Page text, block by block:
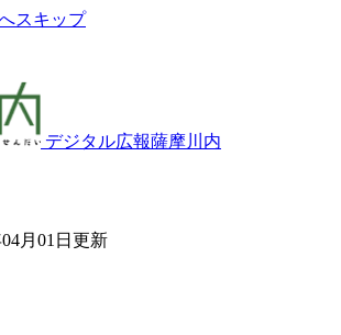
スキップ
デジタル広報薩摩川内
04月01日更新